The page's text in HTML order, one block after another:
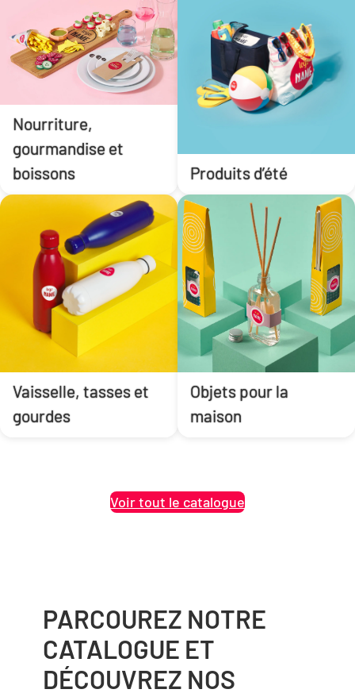
Nourriture,
gourmandise et
boissons
Produits d’été
Vaisselle, tasses et
gourdes
Objets pour la
maison
Voir tout le catalogue
PARCOUREZ NOTRE
CATALOGUE ET
DÉCOUVREZ NOS